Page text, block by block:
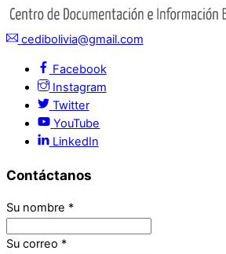
cedibolivia@gmail.com
Facebook
Instagram
Twitter
YouTube
LinkedIn
Contáctanos
Su nombre *
Su correo *